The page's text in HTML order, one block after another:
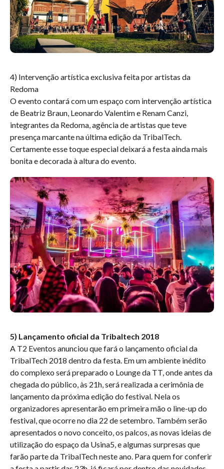
4) Intervenção artística exclusiva feita por artistas da
Redoma
O evento contará com um espaço com intervenção artística
de Beatriz Braun, Leonardo Valentim e Renam Canzi,
integrantes da Redoma, agência de artistas que teve
presença marcante na última edição da TribalTech.
Certamente esse toque especial deixará a festa ainda mais
bonita e decorada à altura do evento.
5) Lançamento oficial da Tribaltech 2018
A T2 Eventos anunciou que fará o lançamento oficial da
TribalTech 2018 dentro da festa. Em um ambiente inédito
do complexo será preparado o Lounge da TT, onde antes da
chegada do público, às 21h, será realizada a cerimônia de
lançamento da próxima edição do festival. Nela os
organizadores apresentarão em primeira mão o line-up do
festival, que ocorre no dia 22 de setembro. Também serão
apresentados o novo conceito, os palcos, as novas ideias de
utilização do espaço da Usina5, e algumas surpresas que
farão parte da TribalTech neste ano. Para quem for conferir